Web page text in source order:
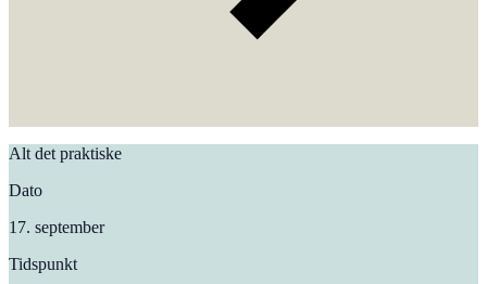
Alt det praktiske
Dato
17. september
Tidspunkt